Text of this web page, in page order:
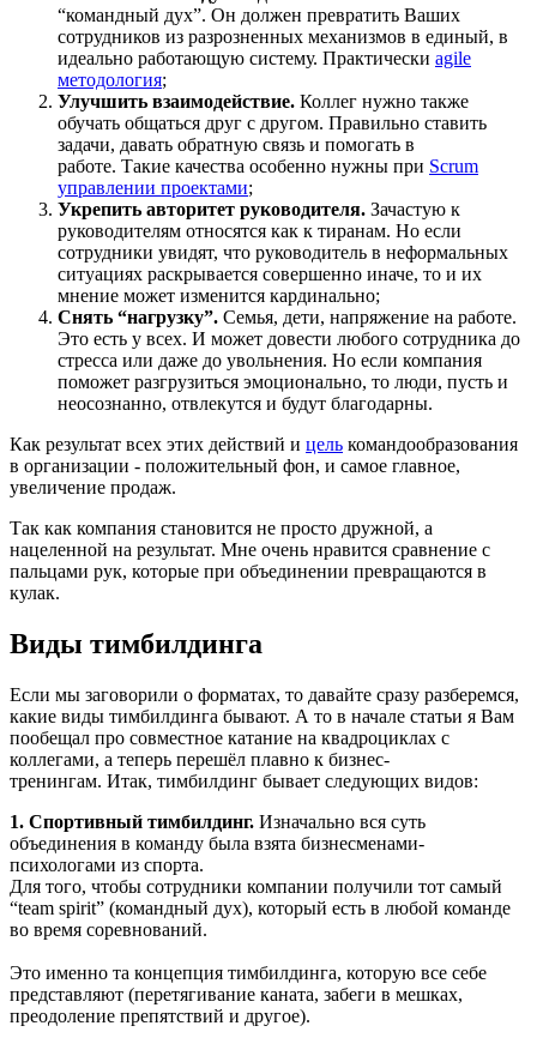
“командный дух”. Он должен превратить Ваших
сотрудников из разрозненных механизмов в единый, в
идеально работающую систему. Практически agile
методология;
Улучшить взаимодействие. Коллег нужно также
обучать общаться друг с другом. Правильно ставить
задачи, давать обратную связь и помогать в
работе. Такие качества особенно нужны при Scrum
управлении проектами;
Укрепить авторитет руководителя. Зачастую к
руководителям относятся как к тиранам. Но если
сотрудники увидят, что руководитель в неформальных
ситуациях раскрывается совершенно иначе, то и их
мнение может изменится кардинально;
Снять “нагрузку”. Семья, дети, напряжение на работе.
Это есть у всех. И может довести любого сотрудника до
стресса или даже до увольнения. Но если компания
поможет разгрузиться эмоционально, то люди, пусть и
неосознанно, отвлекутся и будут благодарны.
Как результат всех этих действий и цель командообразования
в организации - положительный фон, и самое главное,
увеличение продаж.
Так как компания становится не просто дружной, а
нацеленной на результат. Мне очень нравится сравнение с
пальцами рук, которые при объединении превращаются в
кулак.
Виды тимбилдинга
Если мы заговорили о форматах, то давайте сразу разберемся,
какие виды тимбилдинга бывают. А то в начале статьи я Вам
пообещал про совместное катание на квадроциклах с
коллегами, а теперь перешёл плавно к бизнес-
тренингам. Итак, тимбилдинг бывает следующих видов:
1. Спортивный тимбилдинг. Изначально вся суть
объединения в команду была взята бизнесменами-
психологами из спорта.
Для того, чтобы сотрудники компании получили тот самый
“team spirit” (командный дух), который есть в любой команде
во время соревнований.
Это именно та концепция тимбилдинга, которую все себе
представляют (перетягивание каната, забеги в мешках,
преодоление препятствий и другое).